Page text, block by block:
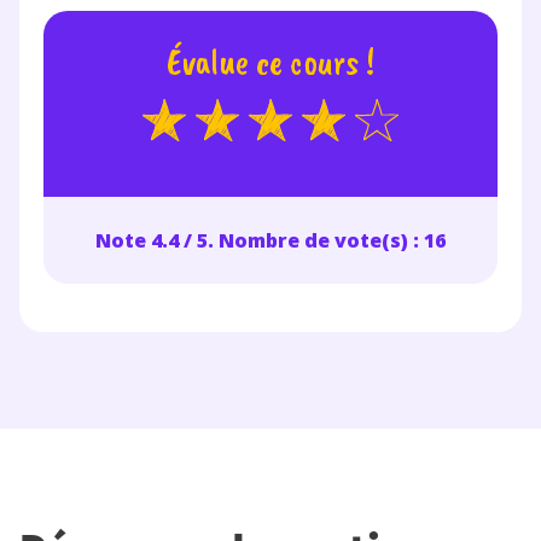
Évalue ce cours !
Note 4.4 / 5. Nombre de vote(s) : 16